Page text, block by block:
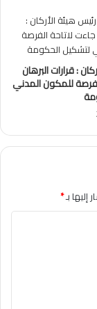
: قرارات البرهان
للمكون المدني
إليها بـ*